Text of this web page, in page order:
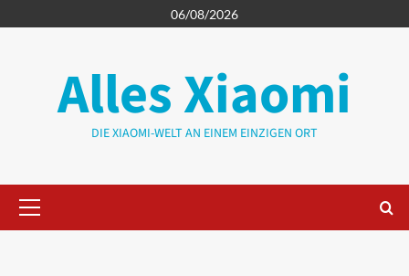
Inhalt
06/08/2026
Alles Xiaomi
DIE XIAOMI-WELT AN EINEM EINZIGEN ORT
Menü